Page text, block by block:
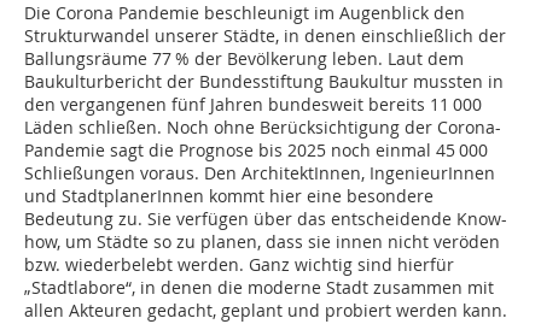
Die Corona Pandemie beschleunigt im Augenblick den
Strukturwandel unserer Städte, in denen einschließlich der
Ballungsräume 77 % der Bevölkerung leben. Laut dem
Baukulturbericht der Bundesstiftung Baukultur mussten in
den vergangenen fünf Jahren bundesweit bereits 11 000
Läden schließen. Noch ohne Berücksichtigung der Corona-
Pandemie sagt die Prognose bis 2025 noch einmal 45 000
Schließungen voraus. Den ArchitektInnen, IngenieurInnen
und StadtplanerInnen kommt hier eine besondere
Bedeutung zu. Sie verfügen über das entscheidende Know-
how, um Städte so zu planen, dass sie innen nicht veröden
bzw. wiederbelebt werden. Ganz wichtig sind hierfür
„Stadtlabore“, in denen die moderne Stadt zusammen mit
allen Akteuren gedacht, geplant und probiert werden kann.